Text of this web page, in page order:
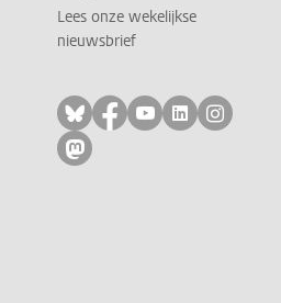
Lees onze wekelijkse
nieuwsbrief
Volg ons op bluesky
Volg ons op
Volg ons op
Volg ons
Volg
Volg ons op mastodon